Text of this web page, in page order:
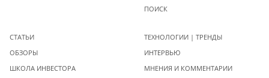
ПОИСК
СТАТЬИ
ОБЗОРЫ
ШКОЛА ИНВЕСТОРА
ТЕХНОЛОГИИ | ТРЕНДЫ
ИНТЕРВЬЮ
МНЕНИЯ И КОММЕНТАРИИ